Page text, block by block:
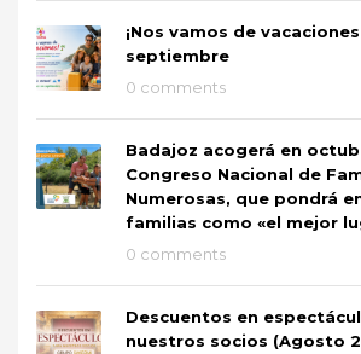
¡Nos vamos de
septiembre
0 comments
Badajoz acogerá en
Congreso Nacional de
Numerosas, que pondrá
familias como «el mejor
0 comments
Descuentos en
nuestros socios (Agosto